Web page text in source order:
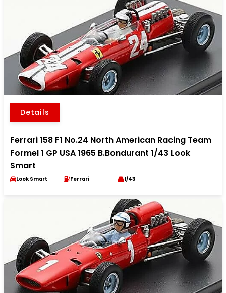
Details
Ferrari 158 F1 No.24 North American Racing Team
Formel 1 GP USA 1965 B.Bondurant 1/43 Look
Smart
Look Smart Ferrari 1/43